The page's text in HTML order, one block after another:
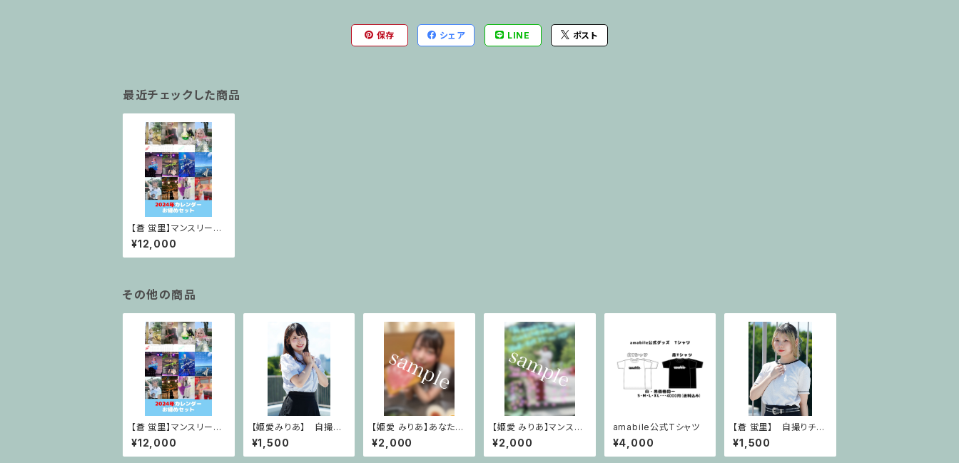
保存 シェア LINE ポスト
最近チェックした商品
【蒼 蛍里】マンスリーデ
ジタルカレンダー2024
年お纏めセット
¥12,000
その他の商品
【蒼 蛍里】マンスリーデ
ジタルカレンダー2024
年お纏めセット
¥12,000
【姫愛みりあ】 自撮り
チェキ(サイン無し)
¥1,500
【姫愛 みりあ】あなたの
為に落書きフォト※特別
個別メッセージ付き【20
26年8月Ver.】
¥2,000
【姫愛 みりあ】マンスリ
ーデジタルカレンダー2
026年7月Ver.
¥2,000
amabile公式Tシャツ
¥4,000
【蒼 蛍里】 自撮りチェ
キ(サイン無し)
¥1,500